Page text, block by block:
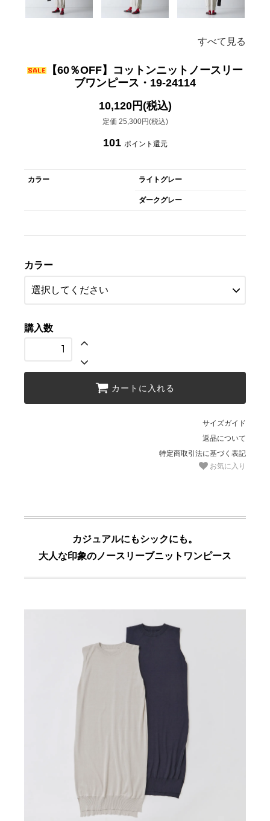
すべて見る
【60％OFF】コットンニットノースリー
ブワンピース・19-24114
10,120円(税込)
定価 25,300円(税込)
101 ポイント還元
カラー ライトグレー
ダークグレー
カラー
購入数
カートに入れる
サイズガイド
返品について
特定商取引法に基づく表記
お気に入り
カジュアルにもシックにも。
大人な印象のノースリーブニットワンピース